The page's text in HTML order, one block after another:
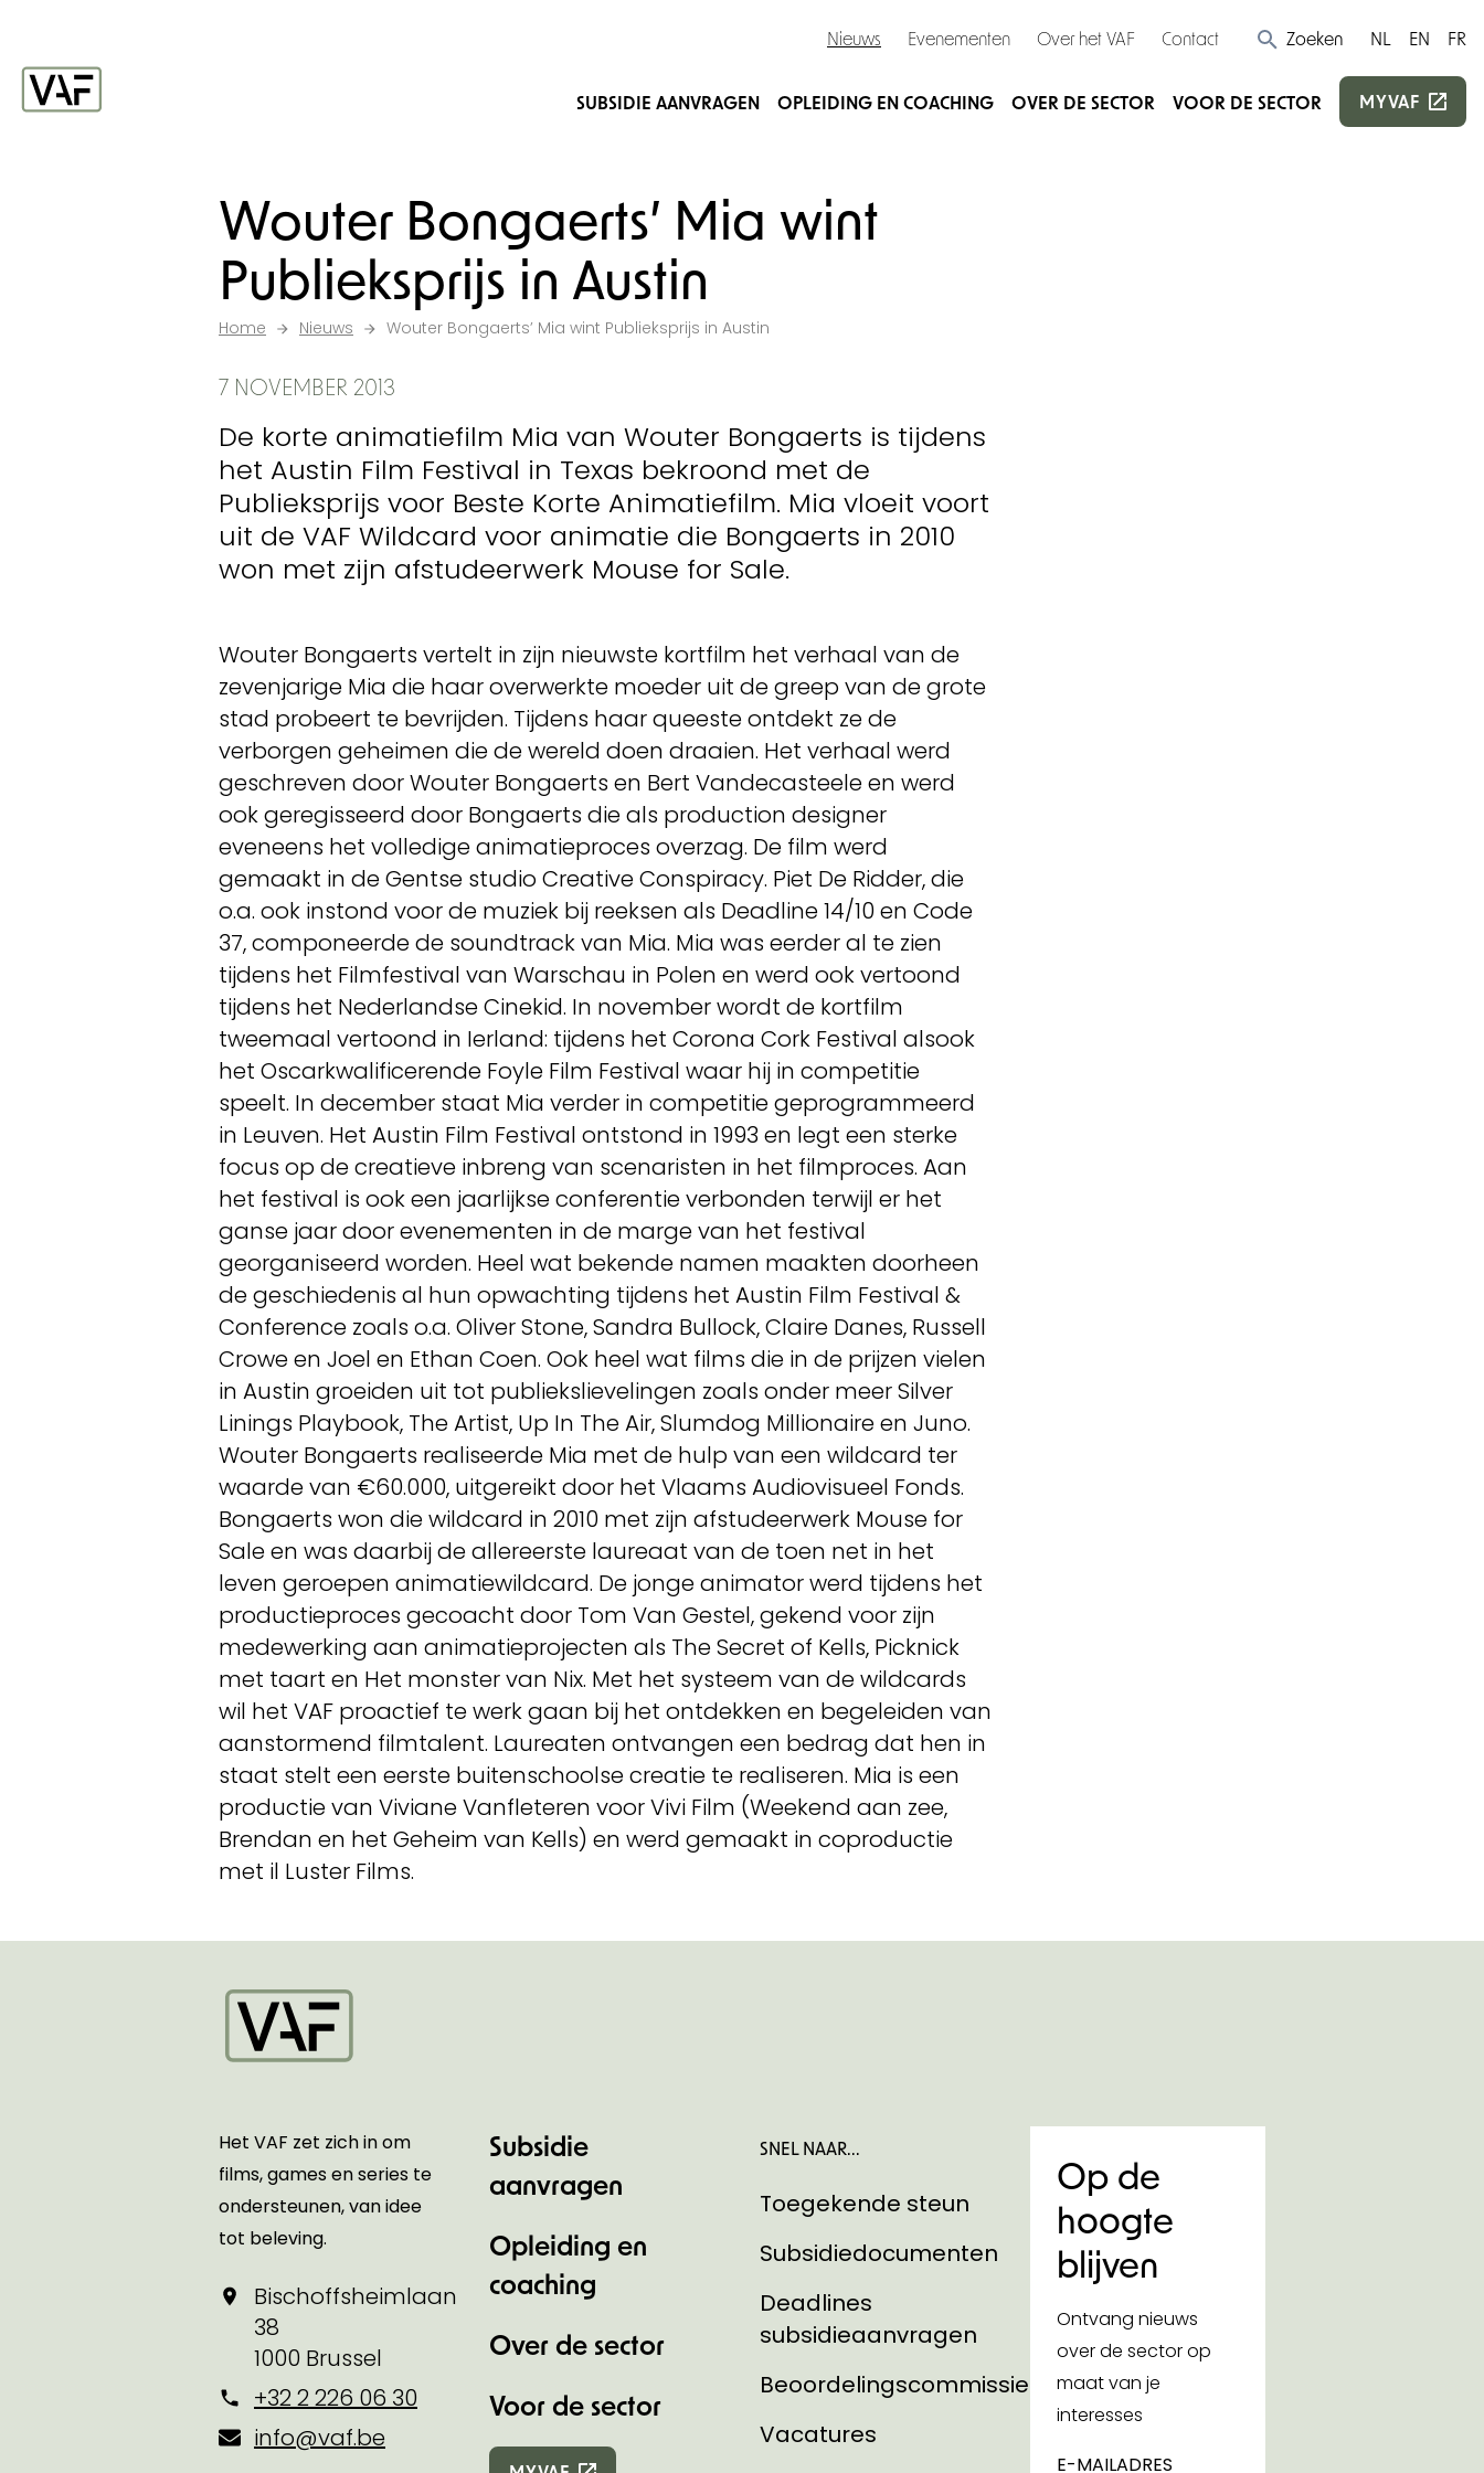
Nieuws Evenementen Over het VAF Contact Zoeken NL EN FR
SUBSIDIE AANVRAGEN OPLEIDING EN COACHING OVER DE SECTOR VOOR DE SECTOR MYVAF
Wouter Bongaerts’ Mia wint
Publieksprijs in Austin
Home Nieuws Wouter Bongaerts’ Mia wint Publieksprijs in Austin
7 NOVEMBER 2013
De korte animatiefilm Mia van Wouter Bongaerts is tijdens
het Austin Film Festival in Texas bekroond met de
Publieksprijs voor Beste Korte Animatiefilm. Mia vloeit voort
uit de VAF Wildcard voor animatie die Bongaerts in 2010
won met zijn afstudeerwerk Mouse for Sale.
Wouter Bongaerts vertelt in zijn nieuwste kortfilm het verhaal van de
zevenjarige Mia die haar overwerkte moeder uit de greep van de grote
stad probeert te bevrijden. Tijdens haar queeste ontdekt ze de
verborgen geheimen die de wereld doen draaien. Het verhaal werd
geschreven door Wouter Bongaerts en Bert Vandecasteele en werd
ook geregisseerd door Bongaerts die als production designer
eveneens het volledige animatieproces overzag. De film werd
gemaakt in de Gentse studio Creative Conspiracy. Piet De Ridder, die
o.a. ook instond voor de muziek bij reeksen als Deadline 14/10 en Code
37, componeerde de soundtrack van Mia. Mia was eerder al te zien
tijdens het Filmfestival van Warschau in Polen en werd ook vertoond
tijdens het Nederlandse Cinekid. In november wordt de kortfilm
tweemaal vertoond in Ierland: tijdens het Corona Cork Festival alsook
het Oscarkwalificerende Foyle Film Festival waar hij in competitie
speelt. In december staat Mia verder in competitie geprogrammeerd
in Leuven. Het Austin Film Festival ontstond in 1993 en legt een sterke
focus op de creatieve inbreng van scenaristen in het filmproces. Aan
het festival is ook een jaarlijkse conferentie verbonden terwijl er het
ganse jaar door evenementen in de marge van het festival
georganiseerd worden. Heel wat bekende namen maakten doorheen
de geschiedenis al hun opwachting tijdens het Austin Film Festival &
Conference zoals o.a. Oliver Stone, Sandra Bullock, Claire Danes, Russell
Crowe en Joel en Ethan Coen. Ook heel wat films die in de prijzen vielen
in Austin groeiden uit tot publiekslievelingen zoals onder meer Silver
Linings Playbook, The Artist, Up In The Air, Slumdog Millionaire en Juno.
Wouter Bongaerts realiseerde Mia met de hulp van een wildcard ter
waarde van €60.000, uitgereikt door het Vlaams Audiovisueel Fonds.
Bongaerts won die wildcard in 2010 met zijn afstudeerwerk Mouse for
Sale en was daarbij de allereerste laureaat van de toen net in het
leven geroepen animatiewildcard. De jonge animator werd tijdens het
productieproces gecoacht door Tom Van Gestel, gekend voor zijn
medewerking aan animatieprojecten als The Secret of Kells, Picknick
met taart en Het monster van Nix. Met het systeem van de wildcards
wil het VAF proactief te werk gaan bij het ontdekken en begeleiden van
aanstormend filmtalent. Laureaten ontvangen een bedrag dat hen in
staat stelt een eerste buitenschoolse creatie te realiseren. Mia is een
productie van Viviane Vanfleteren voor Vivi Film (Weekend aan zee,
Brendan en het Geheim van Kells) en werd gemaakt in coproductie
met il Luster Films.
Het VAF zet zich in om
films, games en series te
ondersteunen, van idee
tot beleving.
Bischoffsheimlaan
38
1000 Brussel
+32 2 226 06 30
info@vaf.be
Subsidie
aanvragen
Opleiding en
coaching
Over de sector
Voor de sector
SNEL NAAR...
Toegekende steun
Subsidiedocumenten
Deadlines
subsidieaanvragen
Beoordelingscommissies
Vacatures
Op de
hoogte
blijven
Ontvang nieuws
over de sector op
maat van je
interesses
E-MAILADRES